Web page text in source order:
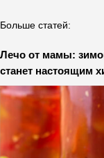
Больше статей:
Лечо от мамы:
станет настоящим